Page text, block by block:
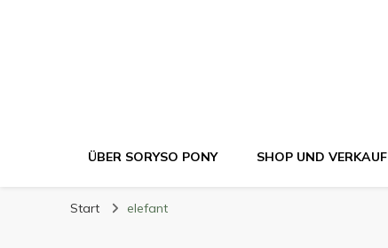
ÜBER SORYSO PONY SHOP UND VERKAUF
Start elefant